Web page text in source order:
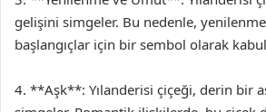
gelişini simgeler. Bu nedenle,
başlangıçlar için bir sembol olarak
4. **Aşk**: Yılanderisi çiçeği, derin bir